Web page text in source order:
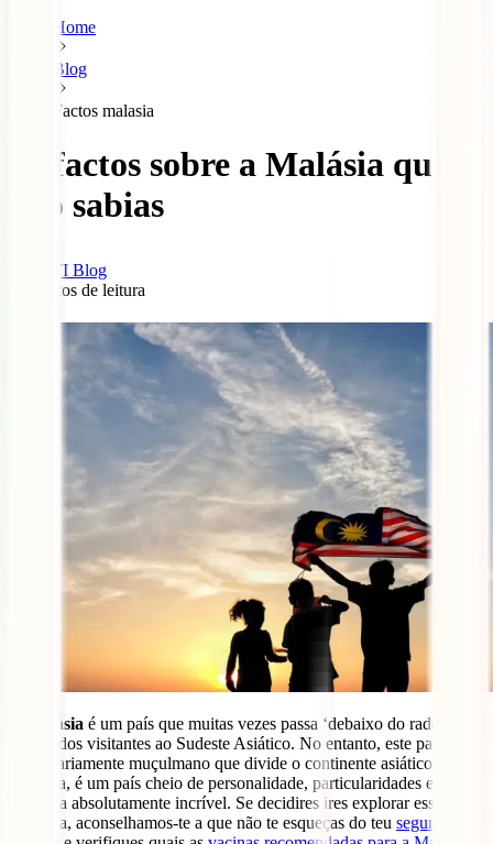
Home
Blog
Factos malasia
10 factos sobre a Malásia que
não sabias
IATI Blog
minutos de leitura
Malásia é um país que muitas vezes passa ‘debaixo do radar’ no
roteiro dos visitantes ao Sudeste Asiático. No entanto, este país
maioritariamente muçulmano que divide o continente asiático da
Oceânia, é um país cheio de personalidade, particularidades e
natureza absolutamente incrível. Se decidires ires explorar essa
natureza, aconselhamos-te a que não te esqueças do teu seguro de